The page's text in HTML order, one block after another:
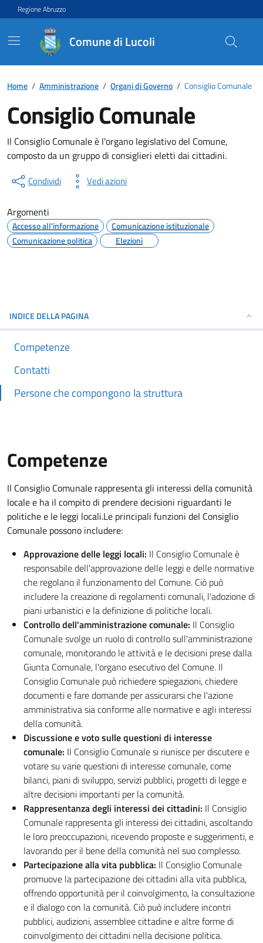
Vai ai contenuti
Vai al footer
Regione Abruzzo
Comune di Lucoli
Contenuti in evidenza
Home / Amministrazione / Organi di Governo / Consiglio Comunale
Consiglio Comunale
Il Consiglio Comunale è l'organo legislativo del Comune,
composto da un gruppo di consiglieri eletti dai cittadini.
Condividi Vedi azioni
Argomenti
Accesso all'informazione
Comunicazione istituzionale
Comunicazione politica
Elezioni
INDICE DELLA PAGINA
Competenze
Contatti
Persone che compongono la struttura
Competenze
Il Consiglio Comunale rappresenta gli interessi della comunità
locale e ha il compito di prendere decisioni riguardanti le
politiche e le leggi locali.Le principali funzioni del Consiglio
Comunale possono includere:
Approvazione delle leggi locali: Il Consiglio Comunale è
responsabile dell'approvazione delle leggi e delle normative
che regolano il funzionamento del Comune. Ciò può
includere la creazione di regolamenti comunali, l'adozione di
piani urbanistici e la definizione di politiche locali.
Controllo dell'amministrazione comunale: Il Consiglio
Comunale svolge un ruolo di controllo sull'amministrazione
comunale, monitorando le attività e le decisioni prese dalla
Giunta Comunale, l'organo esecutivo del Comune. Il
Consiglio Comunale può richiedere spiegazioni, chiedere
documenti e fare domande per assicurarsi che l'azione
amministrativa sia conforme alle normative e agli interessi
della comunità.
Discussione e voto sulle questioni di interesse
comunale: Il Consiglio Comunale si riunisce per discutere e
votare su varie questioni di interesse comunale, come
bilanci, piani di sviluppo, servizi pubblici, progetti di legge e
altre decisioni importanti per la comunità.
Rappresentanza degli interessi dei cittadini: Il Consiglio
Comunale rappresenta gli interessi dei cittadini, ascoltando
le loro preoccupazioni, ricevendo proposte e suggerimenti, e
lavorando per il bene della comunità nel suo complesso.
Partecipazione alla vita pubblica: Il Consiglio Comunale
promuove la partecipazione dei cittadini alla vita pubblica,
offrendo opportunità per il coinvolgimento, la consultazione
e il dialogo con la comunità. Ciò può includere incontri
pubblici, audizioni, assemblee cittadine e altre forme di
coinvolgimento dei cittadini nella decisione politica.